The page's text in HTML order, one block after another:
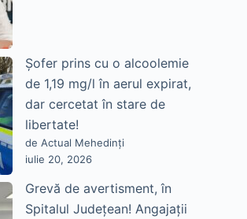
Șofer prins cu o alcoolemie
de 1,19 mg/l în aerul expirat,
dar cercetat în stare de
libertate!
de Actual Mehedinți
iulie 20, 2026
Grevă de avertisment, în
Spitalul Județean! Angajații